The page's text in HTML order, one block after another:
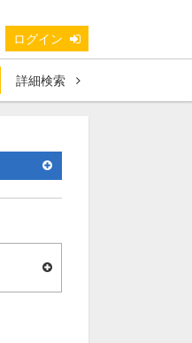
ログイン
詳細検索